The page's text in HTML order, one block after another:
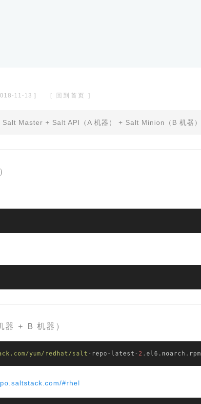
11-13 ] [ 回到首页 ]
Master + Salt API（A 机器） + Salt Minion（B 机器）
+ B 机器）
yum/redhat/salt -repo-latest- 2 .el6.noarch.rpm
#rhel